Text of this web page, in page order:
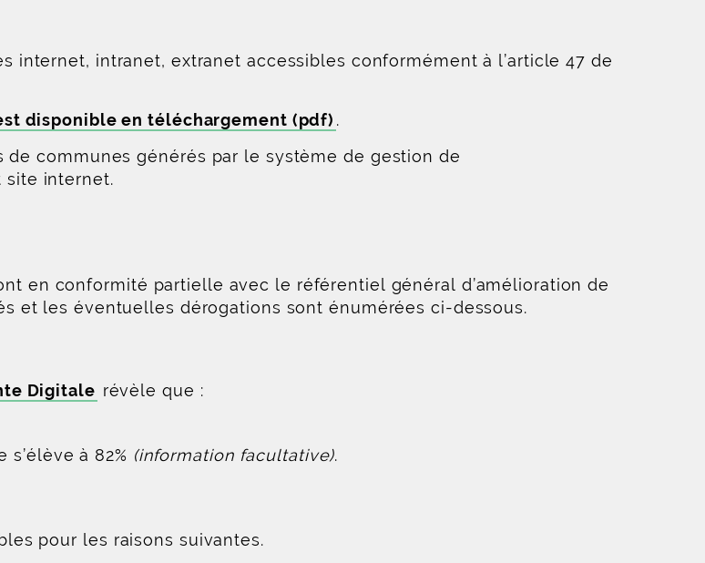
internet, intranet, extranet accessibles conformément à l’article 47 de
disponible en téléchargement (pdf) .
de communes générés par le système de gestion de
site internet.
en conformité partielle avec le référentiel général d’amélioration de
et les éventuelles dérogations sont énumérées ci-dessous.
Digitale révèle que :
à 82% (information facultative).
pour les raisons suivantes.